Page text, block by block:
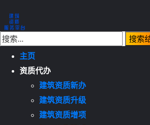
主页
资质代办
建筑资质新办
建筑资质升级
建筑资质增项